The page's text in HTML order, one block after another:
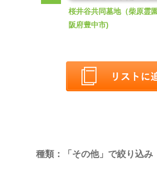
桜井谷共同墓地（柴原霊園
阪府豊中市)
種類：「その他」で絞り込